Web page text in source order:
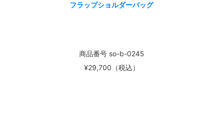
フラップショルダーバッグ
商品番号 so-b-0245
¥29,700（税込）